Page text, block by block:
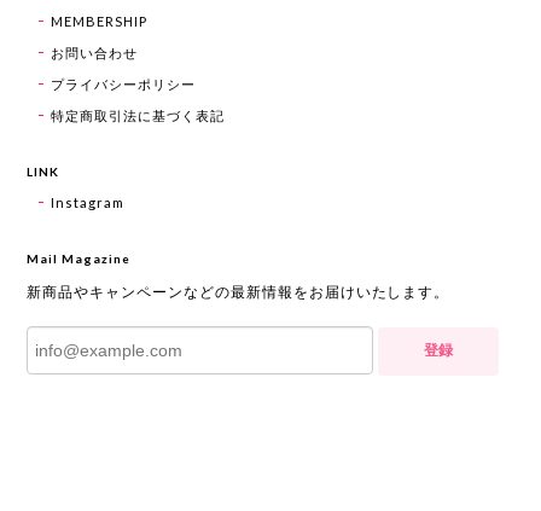
MEMBERSHIP
お問い合わせ
プライバシーポリシー
特定商取引法に基づく表記
LINK
Instagram
Mail Magazine
新商品やキャンペーンなどの最新情報をお届けいたします。
登録